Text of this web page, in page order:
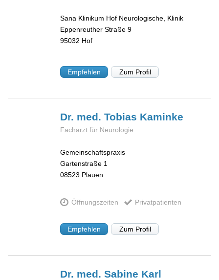
Sana Klinikum Hof Neurologische, Klinik
Eppenreuther Straße 9
95032 Hof
Empfehlen Zum Profil
Dr. med. Tobias Kaminke
Facharzt für Neurologie
Gemeinschaftspraxis
Gartenstraße 1
08523 Plauen
Öffnungszeiten Privatpatienten
Empfehlen Zum Profil
Dr. med. Sabine Karl